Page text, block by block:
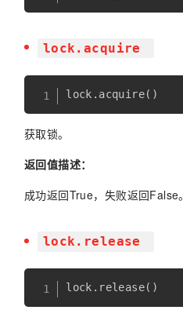
lock.acquire
lock . acquire( )
获取锁。
返回值描述：
成功返回True，失败返回False。
lock.release
lock . release( )